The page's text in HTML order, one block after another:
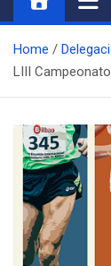
Home
LIII